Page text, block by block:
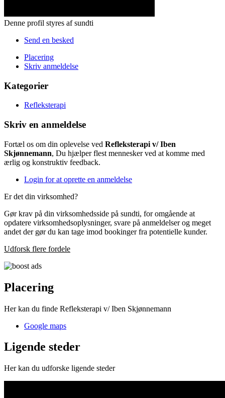
Denne profil styres af sundti
Send en besked
Placering
Skriv anmeldelse
Kategorier
Refleksterapi
Skriv en anmeldelse
Fortæl os om din oplevelse ved Refleksterapi v/ Iben
Skjønnemann, Du hjælper flest mennesker ved at komme med
ærlig og konstruktiv feedback.
Login for at oprette en anmeldelse
Er det din virksomhed?
Gør krav på din virksomhedsside på sundti, for omgående at
opdatere virksomhedsoplysninger, svare på anmeldelser og meget
andet der gør du kan tage imod bookinger fra potentielle kunder.
Udforsk flere fordele
Placering
Her kan du finde Refleksterapi v/ Iben Skjønnemann
Google maps
Ligende steder
Her kan du udforske ligende steder